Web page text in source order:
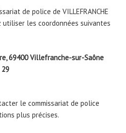
de police de VILLEFRANCHE
utiliser les coordonnées suivantes
69400 Villefranche-sur-Saône
le commissariat de police
plus précises.